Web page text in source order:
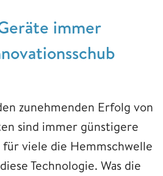
immer
zunehmenden Erfolg von
sind immer günstigere
viele die Hemmschwelle
Technologie. Was die